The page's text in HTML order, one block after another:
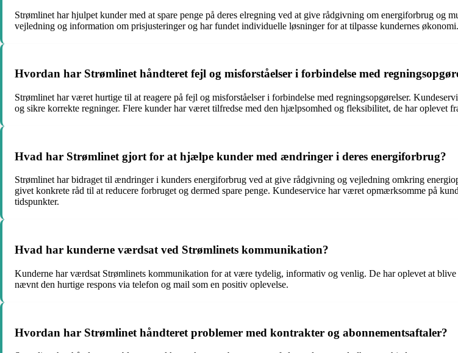
Strømlinet har hjulpet kunder med at spare penge på deres elregning ved at give rådgivning om energiforbrug og
vejledning og information om prisjusteringer og har fundet individuelle løsninger for at tilpasse kundernes økonomi.
Hvordan har Strømlinet håndteret fejl og misforståelser i forbindelse med
Strømlinet har været hurtige til at reagere på fejl og misforståelser i forbindelse med regningsopgørelser.
og sikre korrekte regninger. Flere kunder har været tilfredse med den hjælpsomhed og fleksibilitet, de har oplevet
Hvad har Strømlinet gjort for at hjælpe kunder med ændringer i deres energiforbrug?
Strømlinet har bidraget til ændringer i kunders energiforbrug ved at give rådgivning og vejledning omkring
givet konkrete råd til at reducere forbruget og dermed spare penge. Kundeservice har været opmærksomme på
tidspunkter.
Hvad har kunderne værdsat ved Strømlinets kommunikation?
Kunderne har værdsat Strømlinets kommunikation for at være tydelig, informativ og venlig. De har oplevet at blive
nævnt den hurtige respons via telefon og mail som en positiv oplevelse.
Hvordan har Strømlinet håndteret problemer med kontrakter og abonnementsaftaler?